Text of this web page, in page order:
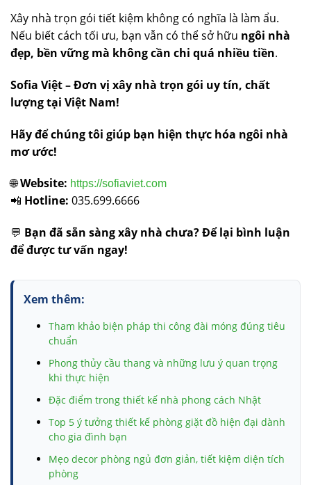
Xây nhà trọn gói tiết kiệm không có nghĩa là làm ẩu.
Nếu biết cách tối ưu, bạn vẫn có thể sở hữu ngôi nhà
đẹp, bền vững mà không cần chi quá nhiều tiền.
Sofia Việt – Đơn vị xây nhà trọn gói uy tín, chất
lượng tại Việt Nam!
Hãy để chúng tôi giúp bạn hiện thực hóa ngôi nhà
mơ ước!
🌐Website: https://sofiaviet.com
📲 Hotline: 035.699.6666
💬 Bạn đã sẵn sàng xây nhà chưa? Để lại bình luận
để được tư vấn ngay!
Xem thêm:
Tham khảo biện pháp thi công đài móng đúng tiêu
chuẩn
Phong thủy cầu thang và những lưu ý quan trọng
khi thực hiện
Đặc điểm trong thiết kế nhà phong cách Nhật
Top 5 ý tưởng thiết kế phòng giặt đồ hiện đại dành
cho gia đình bạn
Mẹo decor phòng ngủ đơn giản, tiết kiệm diện tích
phòng